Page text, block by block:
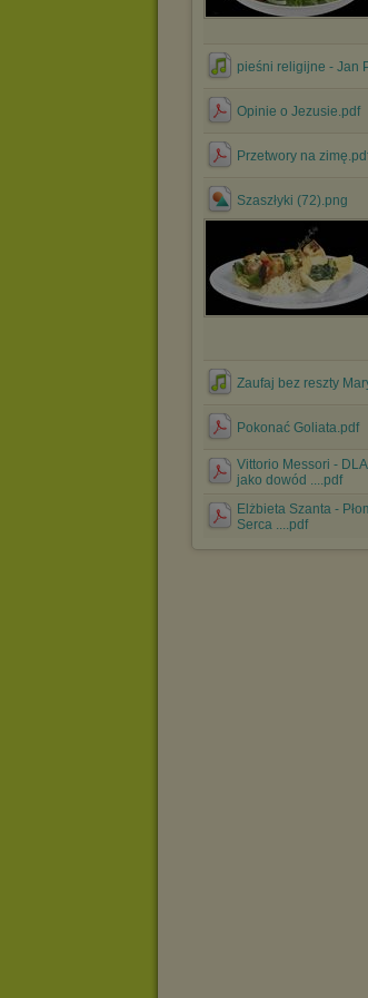
pieśni religijne - Jan
Opinie o Jezusie.pdf
Przetwory na
Szaszłyki (72).png
Zaufaj bez reszty
Pokonać Goliata.pdf
Vittorio Messori -
jako dowód ....pdf
Elżbieta Szanta -
Serca ....pdf